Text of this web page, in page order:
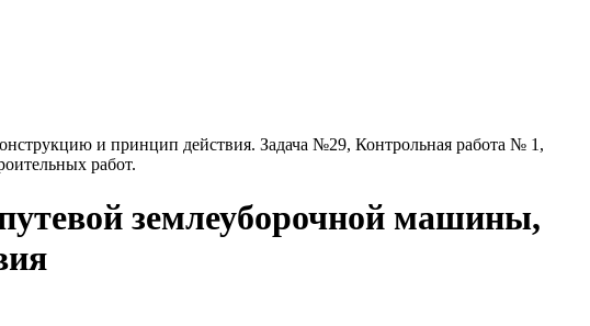
и принцип действия. Задача №29, Контрольная работа № 1,
работ.
землеуборочной машины,